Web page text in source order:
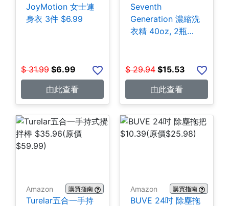
JoyMotion 女士連
身衣 3件 $6.99
$ 31.99 $6.99
由此查看
Seventh
Generation 濃縮洗
衣精 40oz, 2瓶
$ 29.94 $15.53
由此查看
Amazon 購買指南
Turelar五合一手持
Amazon 購買指南
BUVE 24吋 除塵拖